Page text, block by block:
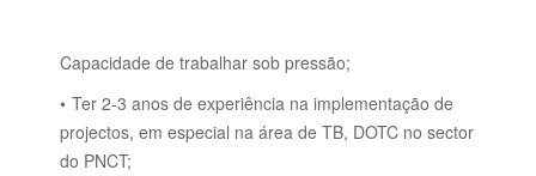
Capacidade de trabalhar sob pressão;
Ter 2-3 anos de experiência na implementação de
projectos, em especial na área de TB, DOTC no sector
do PNCT;